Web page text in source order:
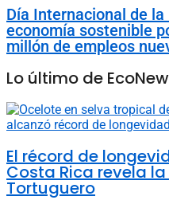
Día Internacional de
economía sostenible
millón de empleos
Lo último de
El récord de
Costa Rica revela
Tortuguero